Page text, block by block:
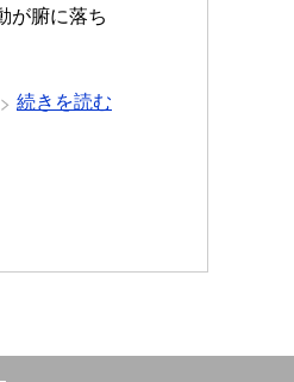
が腑に落ち
続きを読む